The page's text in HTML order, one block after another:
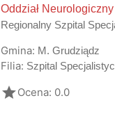
Oddział
Regionalny Szpital
Gmina: M. Grudziądz
Filia: Szpital
gradeOcena: 0.0